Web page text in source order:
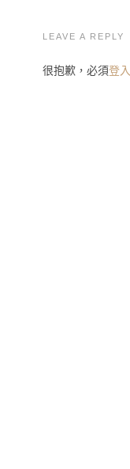
LEAVE A REPLY
很抱歉，必須登入